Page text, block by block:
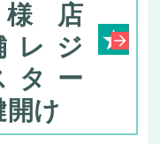
様 店
レジ
ター
開け